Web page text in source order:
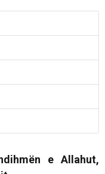
e Allahut,